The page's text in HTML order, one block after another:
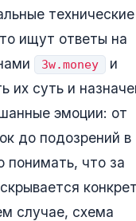
технические
ищут ответы на
3w.money и
их суть и
эмоции: от
до подозрений в
понимать, что за
случае, схема